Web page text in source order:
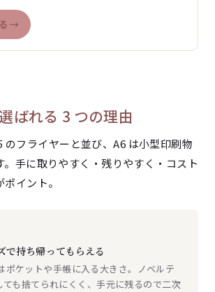
→
ばれる 3 つの理由
のフライヤーと並び、A6 は小型印刷物
。手に取りやすく・残りやすく・コスト
イント。
で持ち帰ってもらえる
ケットや手帳に入る大きさ。ノベルテ
ても捨てられにくく、手元に残るので二次